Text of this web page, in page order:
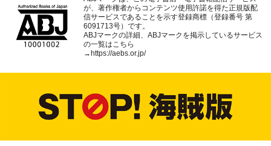
が、著作権者からコンテンツ使用許諾を得た正規版配
信サービスであることを示す登録商標（登録番号 第
6091713号）です。
ABJマークの詳細、ABJマークを掲示しているサービス
の一覧はこちら
→https://aebs.or.jp/